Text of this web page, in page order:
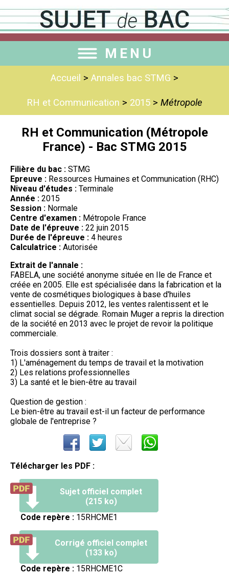
MENU
Accueil > Annales bac STMG >
RH et Communication > 2015 > Métropole
RH et Communication (Métropole
France) - Bac STMG 2015
Filière du bac : STMG
Epreuve : Ressources Humaines et Communication (RHC)
Niveau d'études : Terminale
Année : 2015
Session : Normale
Centre d'examen : Métropole France
Date de l'épreuve : 22 juin 2015
Durée de l'épreuve : 4 heures
Calculatrice : Autorisée
Extrait de l'annale :
FABELA, une société anonyme située en Ile de France et
créée en 2005. Elle est spécialisée dans la fabrication et la
vente de cosmétiques biologiques à base d'huiles
essentielles. Depuis 2012, les ventes ralentissent et le
climat social se dégrade. Romain Muger a repris la direction
de la société en 2013 avec le projet de revoir la politique
commerciale.
Trois dossiers sont à traiter :
1) L'aménagement du temps de travail et la motivation
2) Les relations professionnelles
3) La santé et le bien-être au travail
Question de gestion :
Le bien-être au travail est-il un facteur de performance
globale de l'entreprise ?
Télécharger les PDF :
Sujet officiel complet
(215 ko)
Code repère : 15RHCME1
Corrigé officiel complet
(133 ko)
Code repère : 15RHCME1C